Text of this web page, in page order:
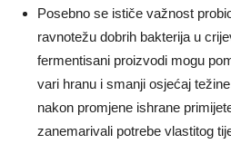
Posebno se ističe važnost
ravnotežu dobrih bakterija u
fermentisani proizvodi mogu
vari hranu i smanji osjećaj
nakon promjene ishrane
zanemarivali potrebe vlastitog